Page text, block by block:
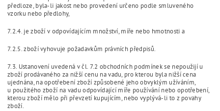
předloze, byla-li jakost nebo provedení určeno podle smluveného
vzorku nebo předlohy,
7.2.4. je zboží v odpovídajícím množství, míře nebo hmotnosti a
7.2.5. zboží vyhovuje požadavkům právních předpisů.
7.3. Ustanovení uvedená v čl. 7.2 obchodních podmínek se nepoužijí u
zboží prodávaného za nižší cenu na vadu, pro kterou byla nižší cena
ujednána, na opotřebení zboží způsobené jeho obvyklým užíváním,
u použitého zboží na vadu odpovídající míře používání nebo opotřebení,
kterou zboží mělo při převzetí kupujícím, nebo vyplývá-li to z povahy
zboží.